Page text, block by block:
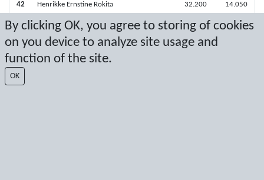
By clicking OK, you agree to storing of cookies
on you device to analyze site usage and
function of the site.
OK
42 Henrikke Ernstine Rokita 32.200 14.050
43 Marie Othilie Løvereide
Fredrikshald Turnforening
32.000 14.250
44
Nes Turnforening
31.950
45